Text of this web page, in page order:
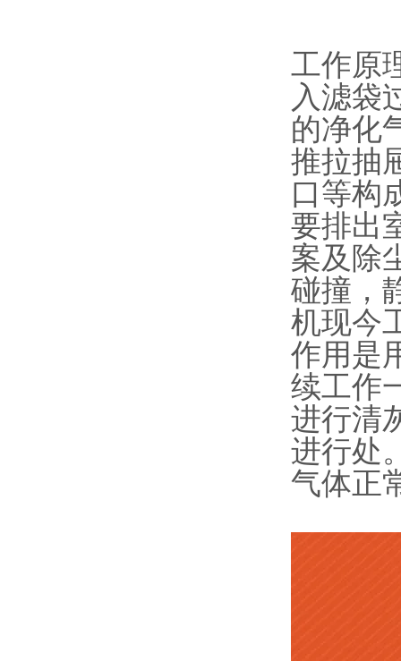
工作原
入滤袋
的净化
推拉抽
口等构
要排出
案及除
碰撞，
机现今
作用是
续工作
进行清
进行处
气体正